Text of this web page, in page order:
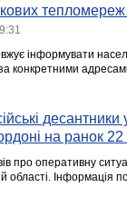
інформувати
конкретними
десантники
на ранок
про оперативну
області.